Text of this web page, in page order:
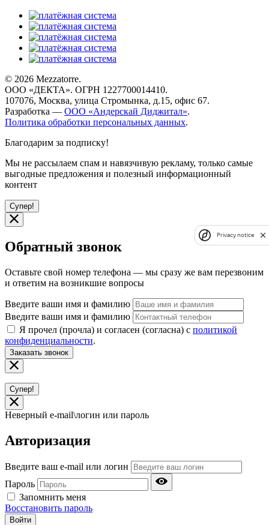
© 2026 Mezzatorre.
ООО «ДЕКТА». ОГРН 1227700014410.
107076, Москва, улица Стромынка, д.15, офис 67.
Разработка — ООО «Андерскай Диджитал».
Политика обработки персональных данных.
Благодарим за подписку!
Мы не рассылаем спам и навязчивую рекламу, только самые
выгодные предложения и полезный информационный
контент
Супер!
Обратный звонок
Оставьте свой номер телефона — мы сразу же вам перезвоним
и ответим на возникшие вопросы
Введите ваши имя и фамилию
Введите ваши имя и фамилию
Я прочел (прочла) и согласен (согласна) с политикой
конфиденциальности.
Заказать звонок
Супер!
Неверный e-mail\логин или пароль
Авторизация
Введите ваш e-mail или логин
Пароль
Запомнить меня
Восстановить пароль
Войти
Privacy notice